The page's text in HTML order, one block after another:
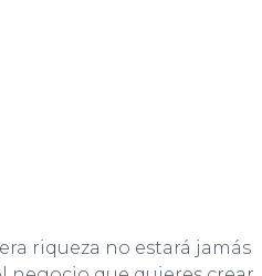
riqueza no estará jamás